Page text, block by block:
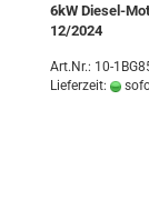
6kW Diesel-
12/2024
Art.Nr.: 10-
Lieferzeit: